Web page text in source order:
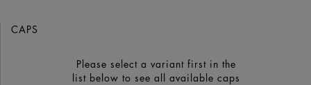
CAPS
Please select a variant first in the
list below to see all available caps